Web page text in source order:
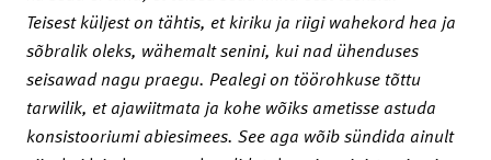
Teisest küljest on tähtis, et kiriku ja riigi wahekord hea ja
sõbralik oleks, wähemalt senini, kui nad ühenduses
seisawad nagu praegu. Pealegi on töörohkuse tõttu
tarwilik, et ajawiitmata ja kohe wõiks ametisse astuda
konsistooriumi abiesimees. See aga wõib sündida ainult